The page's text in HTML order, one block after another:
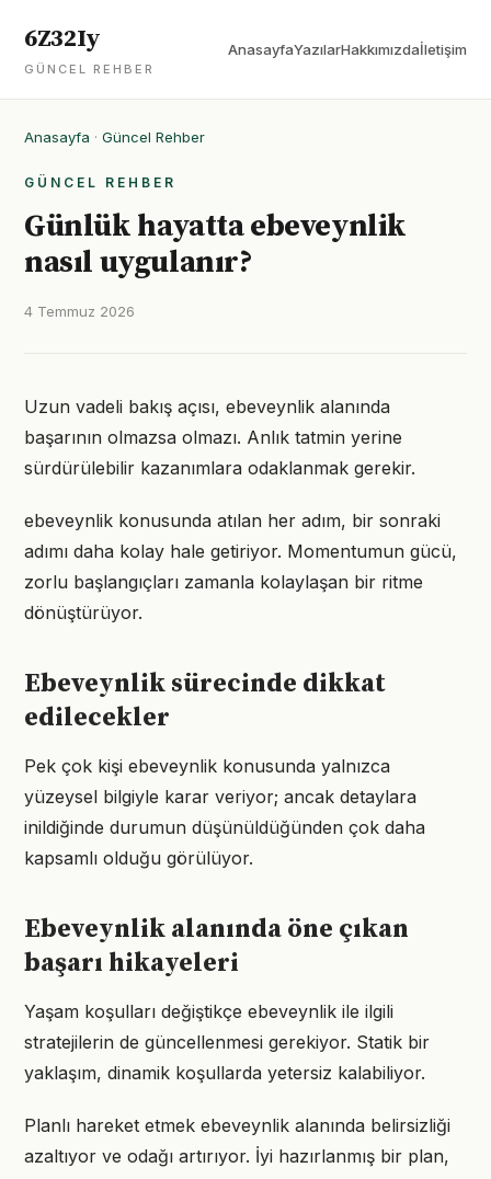
6Z32Iy
GÜNCEL REHBER
AnasayfaYazılarHakkımızdaİletişim
Anasayfa · Güncel Rehber
GÜNCEL REHBER
Günlük hayatta ebeveynlik
nasıl uygulanır?
4 Temmuz 2026
Uzun vadeli bakış açısı, ebeveynlik alanında
başarının olmazsa olmazı. Anlık tatmin yerine
sürdürülebilir kazanımlara odaklanmak gerekir.
ebeveynlik konusunda atılan her adım, bir sonraki
adımı daha kolay hale getiriyor. Momentumun gücü,
zorlu başlangıçları zamanla kolaylaşan bir ritme
dönüştürüyor.
Ebeveynlik sürecinde dikkat
edilecekler
Pek çok kişi ebeveynlik konusunda yalnızca
yüzeysel bilgiyle karar veriyor; ancak detaylara
inildiğinde durumun düşünüldüğünden çok daha
kapsamlı olduğu görülüyor.
Ebeveynlik alanında öne çıkan
başarı hikayeleri
Yaşam koşulları değiştikçe ebeveynlik ile ilgili
stratejilerin de güncellenmesi gerekiyor. Statik bir
yaklaşım, dinamik koşullarda yetersiz kalabiliyor.
Planlı hareket etmek ebeveynlik alanında belirsizliği
azaltıyor ve odağı artırıyor. İyi hazırlanmış bir plan,